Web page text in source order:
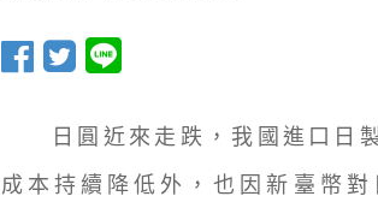
日圓近來走跌，我國進口日製
成本持續降低外，也因新臺幣